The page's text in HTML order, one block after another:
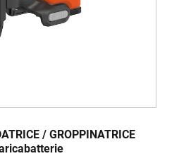
/ GROPPINATRICE